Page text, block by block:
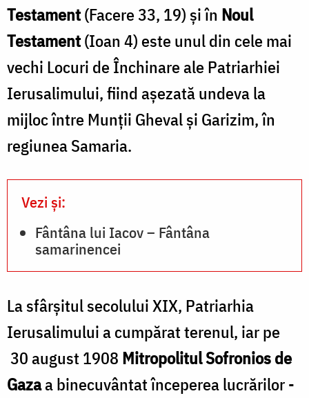
Testament(Facere 33, 19) şi în Noul
Testament(Ioan 4) este unul din cele mai
vechi Locuri de Închinare ale Patriarhiei
Ierusalimului, fiind aşezată undeva la
mijloc între Munţii Gheval şi Garizim, în
regiunea Samaria.
Vezi și:
Fântâna lui Iacov – Fântâna
samarinencei
La sfârşitul secolului XIX, Patriarhia
Ierusalimului a cumpărat terenul, iar pe
30 august 1908 Mitropolitul Sofronios de
Gazaa binecuvântat începerea lucrărilor -